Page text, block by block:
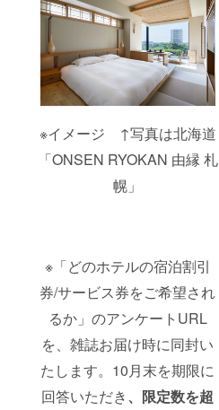
※イメージ ↑写真は北海道
「ONSEN RYOKAN 由縁 札
幌」
※「どのホテルの宿泊割引
券/サービス券をご希望され
るか」のアンケートURL
を、雑誌お届け時に同封い
たします。10月末を期限に
回答いただき、限定数を超